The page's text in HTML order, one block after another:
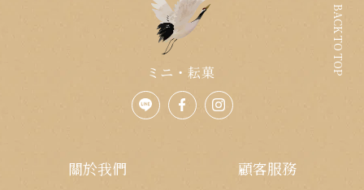
關於我們 顧客服務
BACK TO TOP